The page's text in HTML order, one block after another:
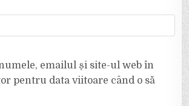
emailul și site-ul web în
pentru data viitoare când o să